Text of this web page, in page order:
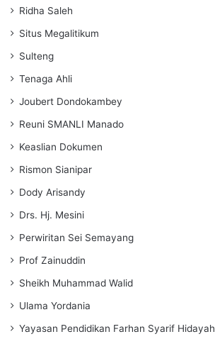
Ridha Saleh
Situs Megalitikum
Sulteng
Tenaga Ahli
Joubert Dondokambey
Reuni SMANLI Manado
Keaslian Dokumen
Rismon Sianipar
Dody Arisandy
Drs. Hj. Mesini
Perwiritan Sei Semayang
Prof Zainuddin
Sheikh Muhammad Walid
Ulama Yordania
Yayasan Pendidikan Farhan Syarif Hidayah